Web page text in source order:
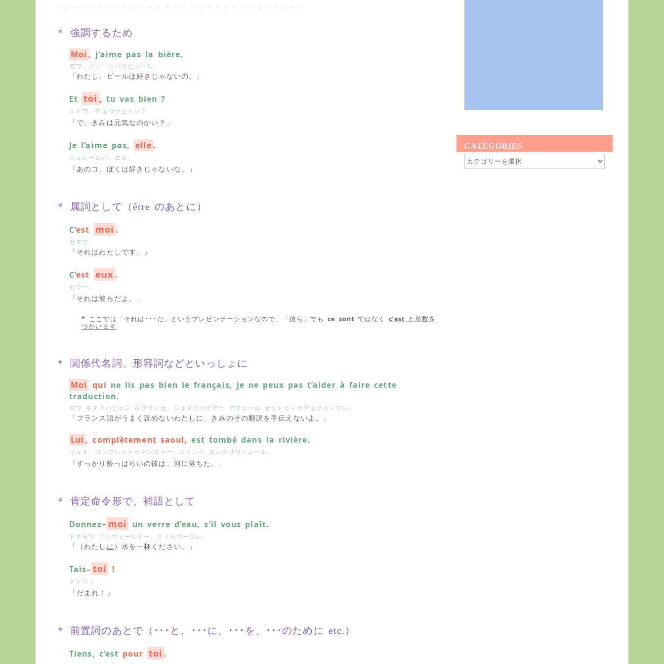
＊ 強調するため
Moi , j’aime pas la bière.
モワ、ジェームパラビエール。
「わたし、ビールは好きじゃないの。」
Et toi , tu vas bien ?
エトワ、テュヴァビャン？
「で、きみは元気なのかい？」
Je l’aime pas, elle .
ジュレームパ、エル。
「あのコ、ぼくは好きじゃないな。」
＊ 属詞として（être のあとに）
C’est moi .
セモワ。
「それはわたしです。」
C’est eux .
セウー。
「それは彼らだよ。」
* ここでは「それは･･･だ」というプレゼンテーションなので、「彼ら」でもce sont ではなくc’est と単数を
つかいます
＊ 関係代名詞、形容詞などといっしょに
Moi qui ne lis pas bien le français, je ne peux pas t’aider à faire cette
traduction.
モワ キヌリパビャン ルフランセ、ジュヌプパテデー アフェール セットゥトラデュクスィヨン。
「フランス語がうまく読めないわたしに、きみのその翻訳を手伝えないよ。」
Lui , complètement saoul, est tombé dans la rivière.
リュイ、コンプレットゥマンスゥー、エトンベ ダンラリヴィエール。
「すっかり酔っぱらいの彼は、河に落ちた。」
＊ 肯定命令形で、補語として
Donnez– moi un verre d’eau, s’il vous plaît.
ドネモワ アンヴェールドー、スィルヴープレ。
「（わたし に ）水を一杯ください。」
Tais– toi !
テトワ！
「だまれ！」
＊ 前置詞のあとで（･･･と、･･･に、･･･を、･･･のために etc.）
Tiens, c’est pour toi .
CATÉGORIES